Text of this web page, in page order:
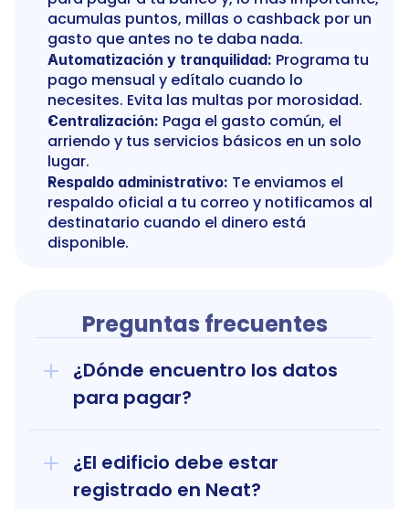
acumulas puntos, millas o cashback por un
gasto que antes no te daba nada.
Automatización y tranquilidad: Programa tu
pago mensual y edítalo cuando lo
necesites. Evita las multas por morosidad.
Centralización: Paga el gasto común, el
arriendo y tus servicios básicos en un solo
lugar.
Respaldo administrativo: Te enviamos el
respaldo oficial a tu correo y notificamos al
destinatario cuando el dinero está
disponible.
Preguntas frecuentes
¿Dónde encuentro los datos
para pagar?
¿El edificio debe estar
registrado en Neat?